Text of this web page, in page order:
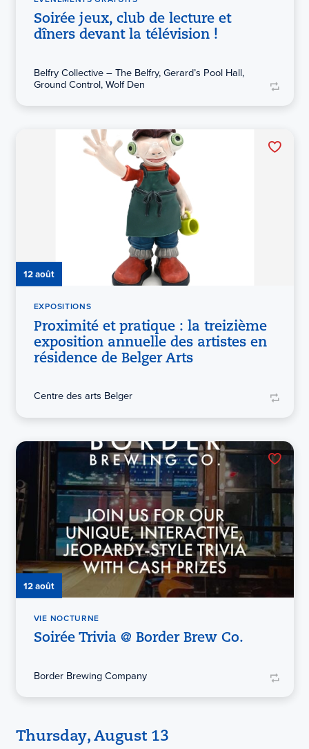
Soirée jeux, club de lecture et
dîners devant la télévision !
Belfry Collective – The Belfry, Gerard’s Pool Hall,
Ground Control, Wolf Den
12 août
EXPOSITIONS
Proximité et pratique : la treizième
exposition annuelle des artistes en
résidence de Belger Arts
Centre des arts Belger
12 août
VIE NOCTURNE
Soirée Trivia @ Border Brew Co.
Border Brewing Company
Thursday, August 13